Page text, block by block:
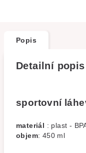
Popis
Detailní
sportovní
materiál : plast -
objem: 450 ml